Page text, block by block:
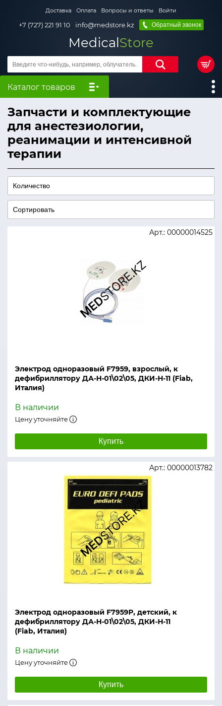
Доставка Оплата Вопросы и ответы Войти
+7 (727) 221 91 10 info@medstore.kz Обратный звонок
MedicalStore
Каталог товаров
Запчасти и комплектующие
для анестезиологии,
реанимации и интенсивной
терапии
Электрод одноразовый F7959, взрослый, к
дефибриллятору ДА-Н-01\02\05, ДКИ-Н-11 (Fiab,
Италия)
Арт.: 00000014525
В наличии
Цену уточняйте
Купить
Электрод одноразовый F7959P, детский, к
дефибриллятору ДА-Н-01\02\05, ДКИ-Н-11
(Fiab, Италия)
Арт.: 00000013782
В наличии
Цену уточняйте
Купить